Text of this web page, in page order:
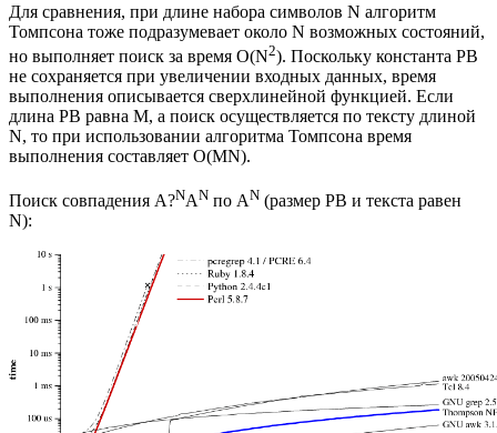
Для сравнения, при длине набора символов N алгоритм
Томпсона тоже подразумевает около N возможных состояний,
но выполняет поиск за время O(N2). Поскольку константа РВ
не сохраняется при увеличении входных данных, время
выполнения описывается сверхлинейной функцией. Если
длина РВ равна M, а поиск осуществляется по тексту длиной
N, то при использовании алгоритма Томпсона время
выполнения составляет O(MN).
Поиск совпадения A?NAN по AN (размер РВ и текста равен
N):